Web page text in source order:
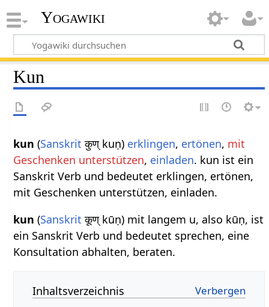
Yogawiki
Kun
kun (Sanskrit कुण् kuṇ) erklingen, ertönen, mit
Geschenken unterstützen, einladen. kun ist ein
Sanskrit Verb und bedeutet erklingen, ertönen,
mit Geschenken unterstützen, einladen.
kun (Sanskrit कूण् kūṇ) mit langem u, also kūṇ, ist
ein Sanskrit Verb und bedeutet sprechen, eine
Konsultation abhalten, beraten.
Inhaltsverzeichnis